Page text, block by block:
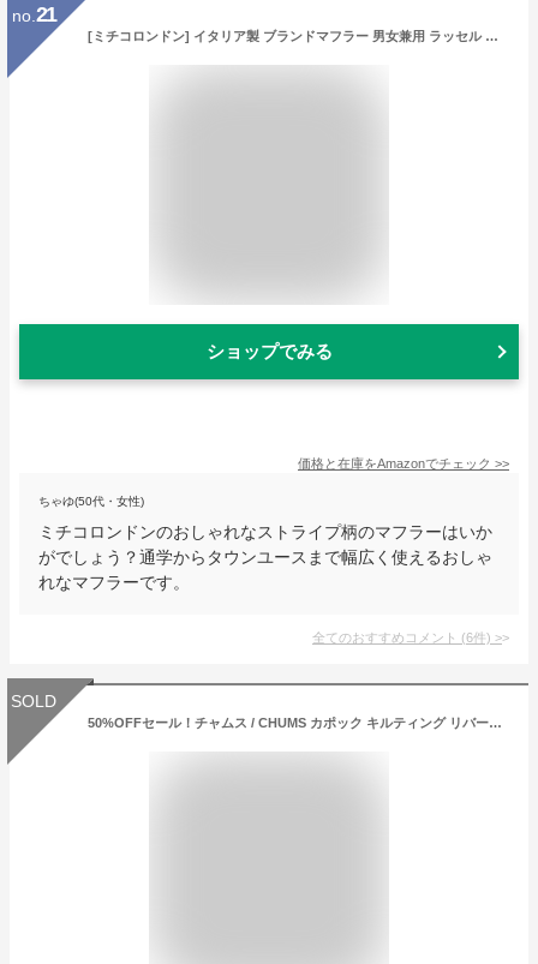
no. 21
[ミチコロンドン] イタリア製 ブランドマフラー 男女兼用 ラッセル マルチストライプ (C柄：ブラック)
ショップでみる
価格と在庫をAmazonでチェック >>
ちゃゆ(50代・女性)
ミチコロンドンのおしゃれなストライプ柄のマフラーはいか
がでしょう？通学からタウンユースまで幅広く使えるおしゃ
れなマフラーです。
全てのおすすめコメント (6件) >
SOLD
50%OFFセール！チャムス / CHUMS カポック キルティング リバーシブル マフラー / Kapok Quilting Reversible Muffler CH09-1292(中綿、はっ水、ネックウォーマー、ネックゲーター、ネックゲイター) CHUMS(チャムス)ONLINE SHOP